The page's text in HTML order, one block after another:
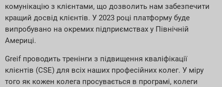
комунікацію з клієнтами, що дозволить нам забезпечити
кращий досвід клієнтів. У 2023 році платформу буде
випробувано на окремих підприємствах у Північній
Америці.
Greif проводить тренінги з підвищення кваліфікації
клієнтів (CSE) для всіх наших професійних колег. У міру
того як кожен колега просувається в програмі, колеги